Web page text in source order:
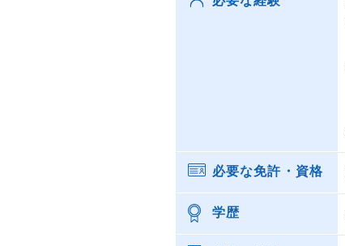
必要な免許・資格
学歴